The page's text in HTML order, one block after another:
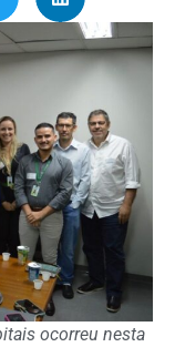
ocorreu nesta